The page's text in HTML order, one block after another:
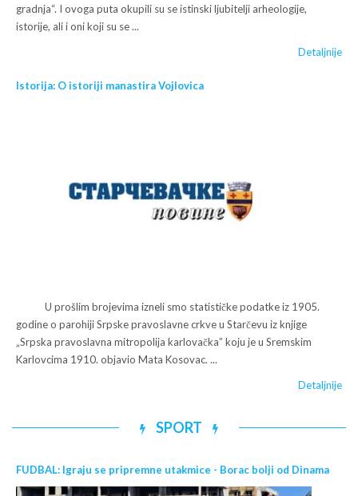
gradnja“. I ovoga puta okupili su se istinski ljubitelji arheologije,
istorije, ali i oni koji su se ...
Detaljnije
Istorija: O istoriji manastira Vojlovica
U prošlim brojevima izneli smo statističke podatke iz 1905.
godine o parohiji Srpske pravoslavne crkve u Starčevu iz knjige
„Srpska pravoslavna mitropolija karlovačka” koju je u Sremskim
Karlovcima 1910. objavio Mata Kosovac. ...
Detaljnije
SPORT
FUDBAL: Igraju se pripremne utakmice - Borac bolji od Dinama